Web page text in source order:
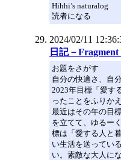
Hihhi’s naturalog
読者になる
2024/02/11
日記－Fragment
お題をさがす
自分の快適さ、自
2023年目標「愛す
ったことをふりか
最近はその年の目
を立てて、ゆるー
標は「愛する人と
い生活を送ってい
い。素敵な大人に